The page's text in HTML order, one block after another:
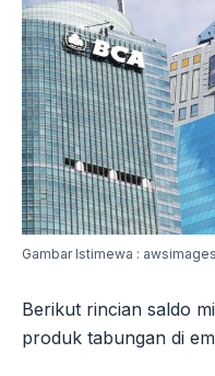
Gambar Istimewa :
Berikut rincian saldo
produk tabungan di